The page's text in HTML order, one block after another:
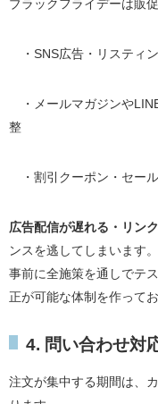
ブラックフライデーは販
・SNS広告・リスティ
・メールマガジンや
整
・割引クーポン・セー
広告配信が遅れる・リン
ンスを逃してしまいます。
事前に全施策を通しでテ
正が可能な体制を作って
4. 問い合わせ対
注文が集中する期間は、